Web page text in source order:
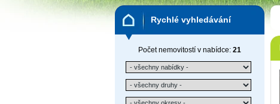
Rychlé vyhledávání
Počet nemovitostí v nabídce: 21